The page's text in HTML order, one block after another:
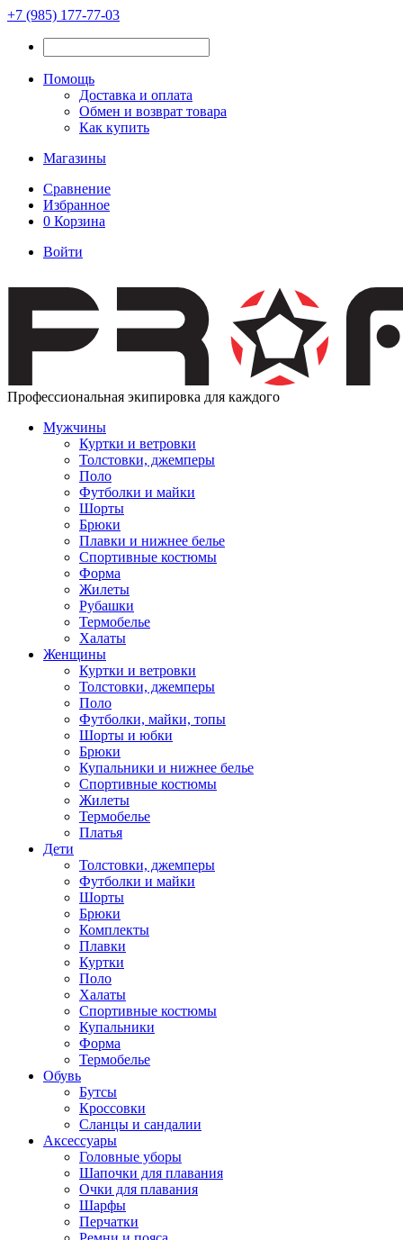
+7 (985) 177-77-03
Помощь
Доставка и оплата
Обмен и возврат товара
Как купить
Магазины
Сравнение
Избранное
0 Корзина
Войти
Профессиональная экипировка для каждого
Мужчины
Куртки и ветровки
Толстовки, джемперы
Поло
Футболки и майки
Шорты
Брюки
Плавки и нижнее белье
Спортивные костюмы
Форма
Жилеты
Рубашки
Термобелье
Халаты
Женщины
Куртки и ветровки
Толстовки, джемперы
Поло
Футболки, майки, топы
Шорты и юбки
Брюки
Купальники и нижнее белье
Спортивные костюмы
Жилеты
Термобелье
Платья
Дети
Толстовки, джемперы
Футболки и майки
Шорты
Брюки
Комплекты
Плавки
Куртки
Поло
Халаты
Спортивные костюмы
Купальники
Форма
Термобелье
Обувь
Бутсы
Кроссовки
Сланцы и сандалии
Аксессуары
Головные уборы
Шапочки для плавания
Очки для плавания
Шарфы
Перчатки